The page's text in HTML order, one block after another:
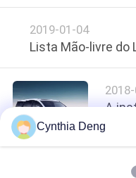
2019-01-04
Lista Mão-livre do
A
Cynthia Deng